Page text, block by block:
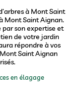
à Mont Saint
Mont Saint Aignan.
par son expertise et
de votre jardin
répondre à vos
Saint Aignan
en élagage